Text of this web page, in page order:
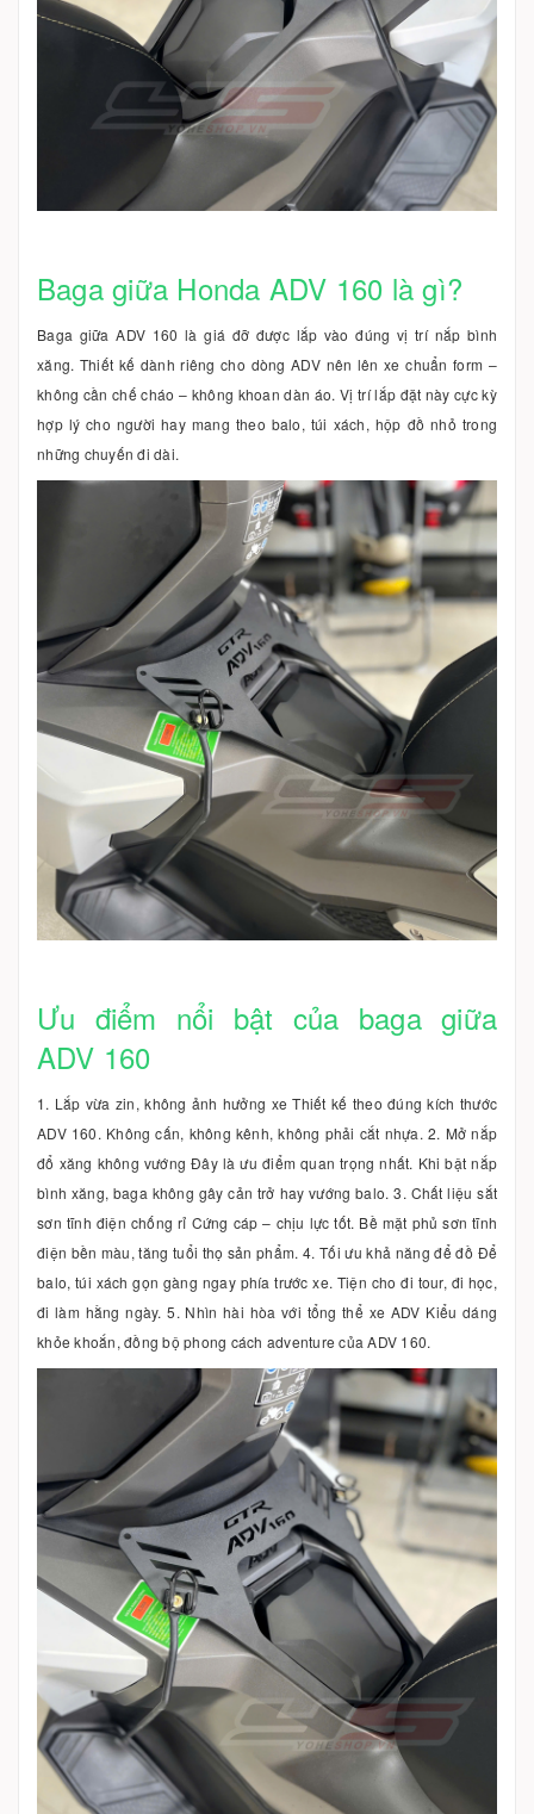
Baga giữa Honda ADV 160 là gì?
Baga giữa ADV 160 là giá đỡ được lắp vào đúng vị trí nắp bình
xăng. Thiết kế dành riêng cho dòng ADV nên lên xe chuẩn form –
không cần chế cháo – không khoan dàn áo. Vị trí lắp đặt này cực kỳ
hợp lý cho người hay mang theo balo, túi xách, hộp đồ nhỏ trong
những chuyến đi dài.
Ưu điểm nổi bật của baga giữa
ADV 160
1. Lắp vừa zin, không ảnh hưởng xe Thiết kế theo đúng kích thước
ADV 160. Không cấn, không kênh, không phải cắt nhựa. 2. Mở nắp
đổ xăng không vướng Đây là ưu điểm quan trọng nhất. Khi bật nắp
bình xăng, baga không gây cản trở hay vướng balo. 3. Chất liệu sắt
sơn tĩnh điện chống rỉ Cứng cáp – chịu lực tốt. Bề mặt phủ sơn tĩnh
điện bền màu, tăng tuổi thọ sản phẩm. 4. Tối ưu khả năng để đồ Để
balo, túi xách gọn gàng ngay phía trước xe. Tiện cho đi tour, đi học,
đi làm hằng ngày. 5. Nhìn hài hòa với tổng thể xe ADV Kiểu dáng
khỏe khoắn, đồng bộ phong cách adventure của ADV 160.